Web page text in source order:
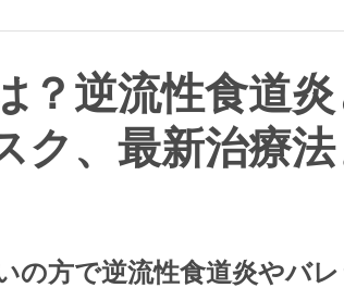
？逆流性食道
ク、最新治療
の方で逆流性食道炎やバ